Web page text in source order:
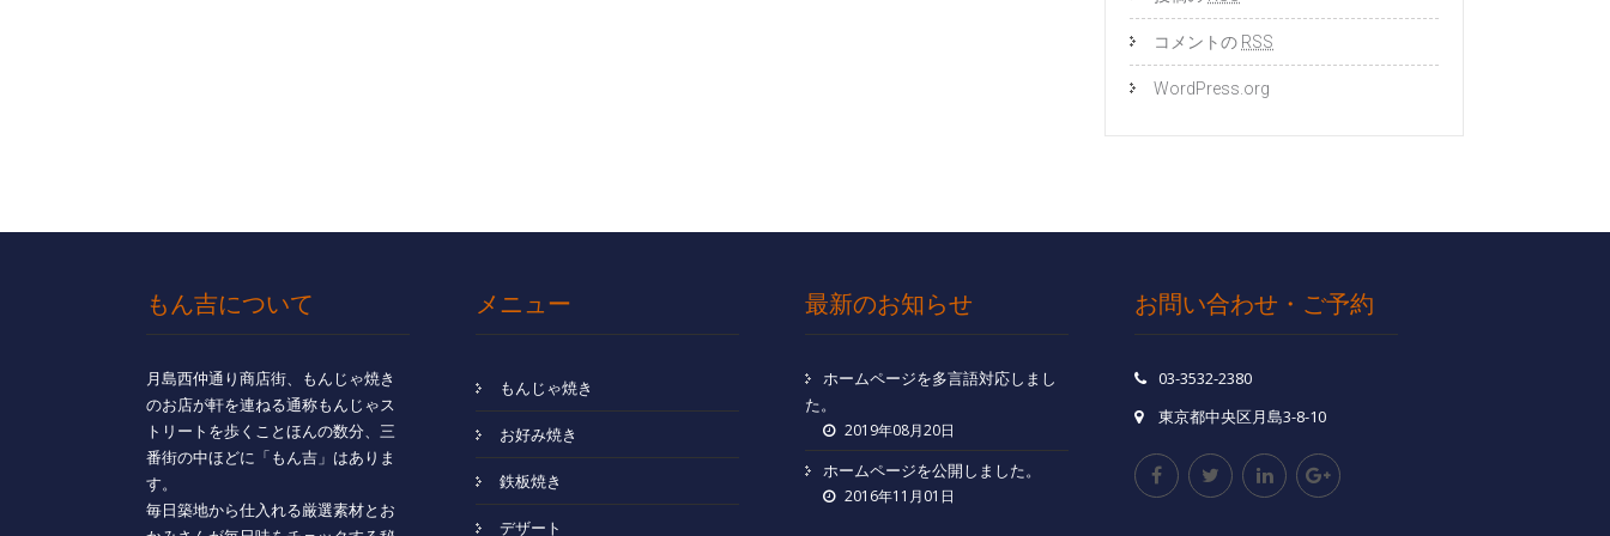
コメントの RSS
WordPress.org
もん吉について
月島西仲通り商店街、もんじゃ焼き
のお店が軒を連ねる通称もんじゃス
トリートを歩くことほんの数分、三
番街の中ほどに「もん吉」はありま
す。
毎日築地から仕入れる厳選素材とお
メニュー
もんじゃ焼き
お好み焼き
鉄板焼き
デザート
最新のお知らせ
ホームページを多言語対応しまし
た。
2019年08月20日
ホームページを公開しました。
2016年11月01日
お問い合わせ・ご予約
03-3532-2380
東京都中央区月島3-8-10